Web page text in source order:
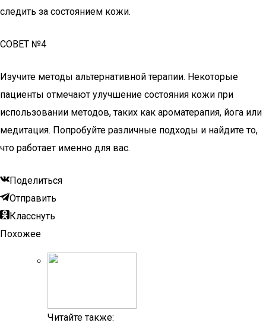
следить за состоянием кожи.
СОВЕТ №4
Изучите методы альтернативной терапии. Некоторые
пациенты отмечают улучшение состояния кожи при
использовании методов, таких как ароматерапия, йога или
медитация. Попробуйте различные подходы и найдите то,
что работает именно для вас.
Поделиться
Отправить
Класснуть
Похожее
Читайте также: